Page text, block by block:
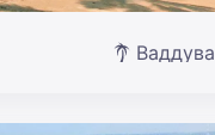
Ваддува